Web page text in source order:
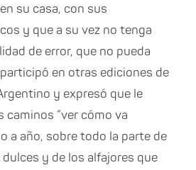
su casa, con sus
y que a su vez no tenga
de error, que no pueda
en otras ediciones de
y expresó que le
caminos “ver cómo va
a año, sobre todo la parte de
y de los alfajores que